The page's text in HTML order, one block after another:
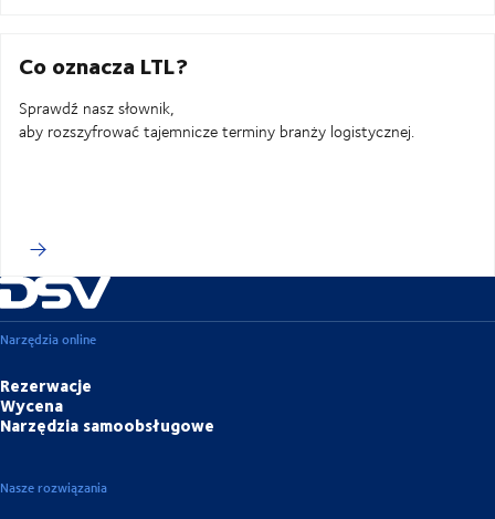
Co oznacza LTL?
Sprawdź nasz słownik,
aby rozszyfrować tajemnicze terminy branży logistycznej.
Narzędzia online
Rezerwacje
Wycena
Narzędzia samoobsługowe
Nasze rozwiązania